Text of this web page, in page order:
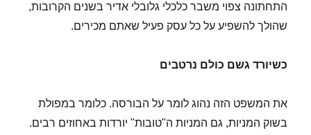
התחתונה צפוי משבר כלכלי גלובלי אדיר בשנים הקרובות,
שהולך להשפיע על כל עסק פעיל שאתם מכירים.
כשיורד גשם כולם נרטבים
את המשפט הזה נהוג לומר על הבורסה. כלומר במפולת
בשוק המניות, גם המניות ה"טובות" יורדות באחוזים רבים.